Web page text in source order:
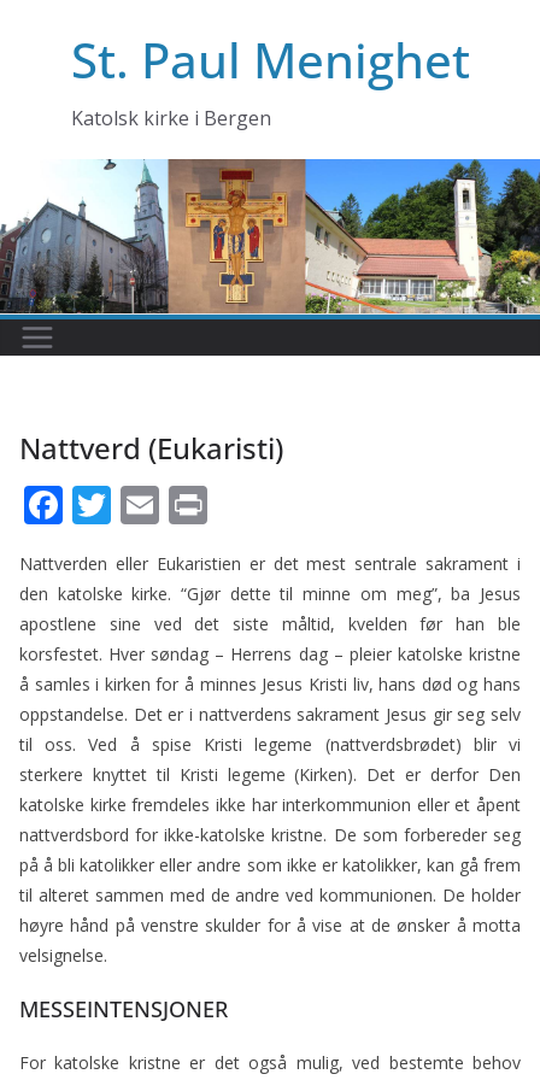
St. Paul Menighet
Katolsk kirke i Bergen
Nattverd (Eukaristi)
F
ac
e
b
o
o
k
T
w
itt
er
E
m
ai
l
t
Nattverden eller Eukaristien er det mest sentrale sakrament i
den katolske kirke. “Gjør dette til minne om meg”, ba Jesus
apostlene sine ved det siste måltid, kvelden før han ble
korsfestet. Hver søndag – Herrens dag – pleier katolske kristne
å samles i kirken for å minnes Jesus Kristi liv, hans død og hans
oppstandelse. Det er i nattverdens sakrament Jesus gir seg selv
til oss. Ved å spise Kristi legeme (nattverdsbrødet) blir vi
sterkere knyttet til Kristi legeme (Kirken). Det er derfor Den
katolske kirke fremdeles ikke har interkommunion eller et åpent
nattverdsbord for ikke-katolske kristne. De som forbereder seg
på å bli katolikker eller andre som ikke er katolikker, kan gå frem
til alteret sammen med de andre ved kommunionen. De holder
høyre hånd på venstre skulder for å vise at de ønsker å motta
velsignelse.
MESSEINTENSJONER
For katolske kristne er det også mulig, ved bestemte behov